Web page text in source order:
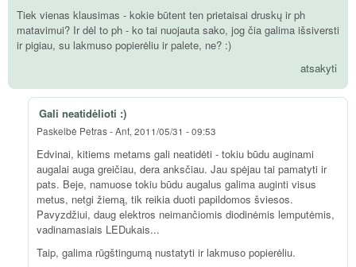
Tiek vienas klausimas - kokie būtent ten prietaisai druskų ir ph
matavimui? Ir dėl to ph - ko tai nuojauta sako, jog čia galima išsiversti
ir pigiau, su lakmuso popierėliu ir palete, ne? :)
atsakyti
Gali neatidėlioti :)
Paskelbė Petras-Ant, 2011/05/31 - 09:53
Edvinai, kitiems metams gali neatidėti - tokiu būdu auginami
augalai auga greičiau, dera anksčiau. Jau spėjau tai pamatyti ir
pats. Beje, namuose tokiu būdu augalus galima auginti visus
metus, netgi žiemą, tik reikia duoti papildomos šviesos.
Pavyzdžiui, daug elektros neimančiomis diodinėmis lemputėmis,
vadinamasiais LEDukais...
Taip, galima rūgštingumą nustatyti ir lakmuso popierėliu.